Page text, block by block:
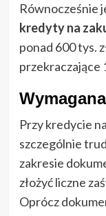
Równocześnie
kredyty na
ponad 600 tys.
przekraczające
Przy kredycie
szczególnie
zakresie
złożyć liczne
Oprócz